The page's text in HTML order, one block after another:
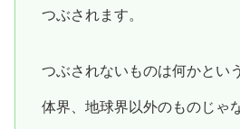
つぶされます。
つぶされないものは何かとい
体界、地球界以外のものじゃ